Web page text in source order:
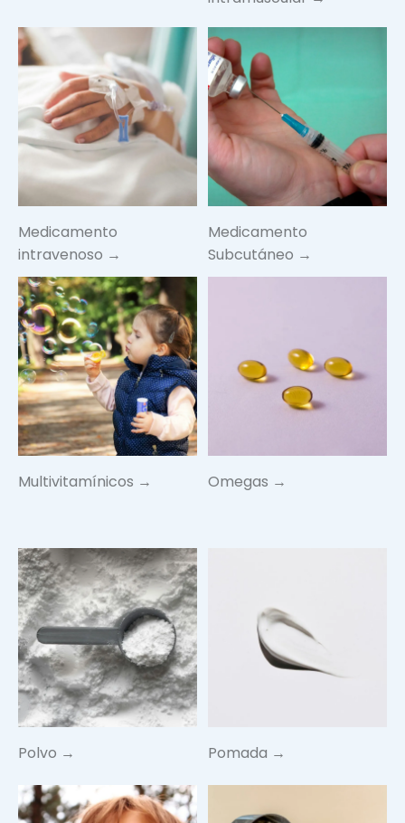
Medicamento
intravenoso →
Medicamento
Subcutáneo →
Multivitamínicos → Omegas →
Polvo → Pomada →